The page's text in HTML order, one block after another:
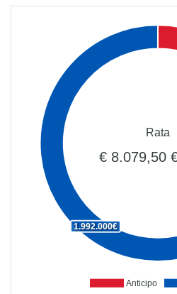
Anticipo
1.992.000€
Rata
€ 8.079,50